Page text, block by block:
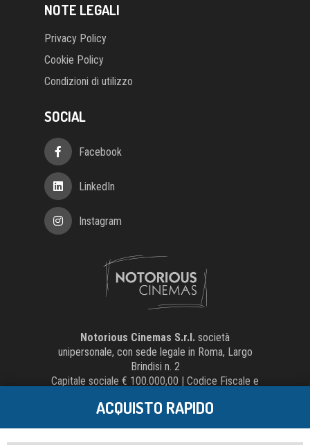
NOTE LEGALI
Privacy Policy
Cookie Policy
Condizioni di utilizzo
SOCIAL
Facebook
LinkedIn
Instagram
Notorious Cinemas S.r.l. società
unipersonale, con sede legale in Roma, Largo
Brindisi n. 2
Capitale sociale € 100.000,00 | Codice Fiscale e
1565898
diritti riservati. Tutti i diritti riservati.
ACQUISTO RAPIDO